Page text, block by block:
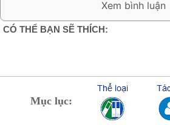
0 Comment:
CÓ THỂ BẠN SẼ THÍCH:
Mục lục: